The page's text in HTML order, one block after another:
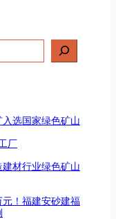
选国家绿色矿山
厂
材行业绿色矿山
元！福建安砂建福